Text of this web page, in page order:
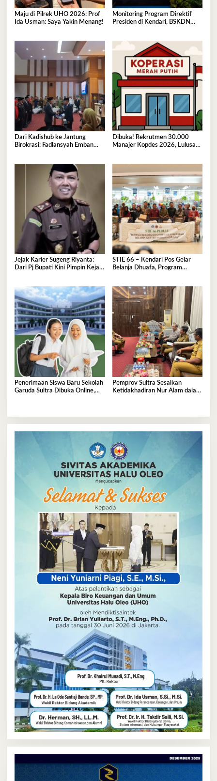
Maju di Pilrek UHO 2026: Prof
Ida Usman: Saya Yakin Menang!
Monitoring Program Direktif
Presiden di Kendari, BSKDN
Dari Kadishub ke Jantung
Birokrasi: Fadlansyah Emban
Dibuka! Rekrutmen 30.000
Manajer Kopdes 2026, Lulusan
Jejak Karier Sugeng Riyanta:
Dari Pj Bupati Kini Pimpin Kejati
STIE 66 – Kendari Pos Gelar
Belanja Dhuafa, Program
Penerimaan Siswa Baru Sekolah
Garuda Sultra Dibuka Online,
Pemprov Sultra Sesalkan
Ketidakhadiran Nur Alam dalam